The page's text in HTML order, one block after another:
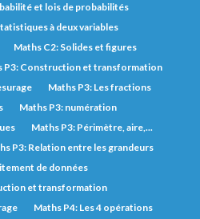
et lois de probabilités
à deux variables
Maths C2: Solides et figures
P3: Construction et transformation
Maths P3: Les fractions
Maths P3: numération
Maths P3: Périmètre, aire,...
P3: Relation entre les grandeurs
de données
et transformation
Maths P4: Les 4 opérations